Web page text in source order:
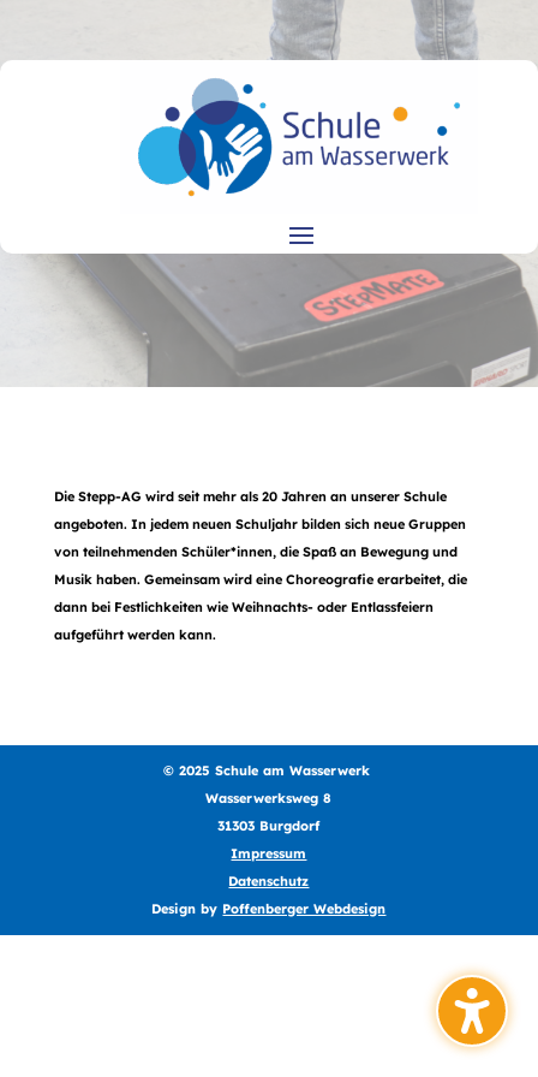
Die Stepp-AG wird seit mehr als 20 Jahren an unserer Schule
angeboten. In jedem neuen Schuljahr bilden sich neue Gruppen
von teilnehmenden Schüler*innen, die Spaß an Bewegung und
Musik haben. Gemeinsam wird eine Choreografie erarbeitet, die
dann bei Festlichkeiten wie Weihnachts- oder Entlassfeiern
aufgeführt werden kann.
© 2025 Schule am Wasserwerk
Wasserwerksweg 8
31303 Burgdorf
Impressum
Datenschutz
Design by Poffenberger Webdesign